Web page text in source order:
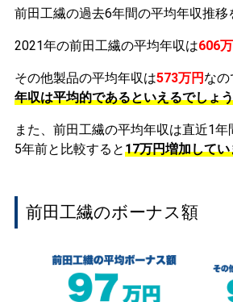
前田工繊の過去6年間の平均年収推移
2021年の前田工繊の平均年収は606
その他製品の平均年収は573万円 なの
年収は平均的であるといえるでしょ
また、前田工繊の平均年収は直近1年
5年前と比較すると17万円増加してい
前田工繊のボーナス額